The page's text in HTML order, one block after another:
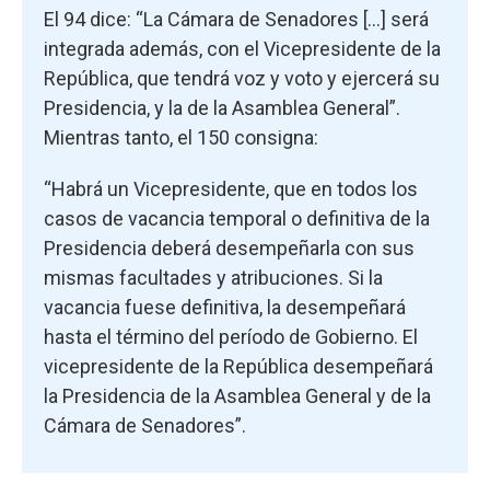
El 94 dice: “La Cámara de Senadores […] será
integrada además, con el Vicepresidente de la
República, que tendrá voz y voto y ejercerá su
Presidencia, y la de la Asamblea General”.
Mientras tanto, el 150 consigna:
“Habrá un Vicepresidente, que en todos los
casos de vacancia temporal o definitiva de la
Presidencia deberá desempeñarla con sus
mismas facultades y atribuciones. Si la
vacancia fuese definitiva, la desempeñará
hasta el término del período de Gobierno. El
vicepresidente de la República desempeñará
la Presidencia de la Asamblea General y de la
Cámara de Senadores”.